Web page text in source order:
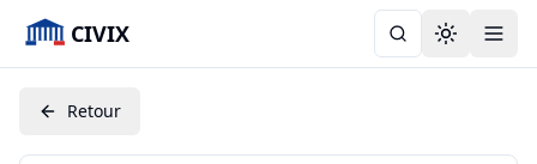
CIVIX Toggle
Retour